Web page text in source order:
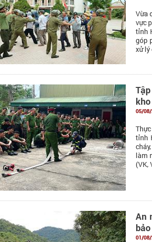
Vừa
vực
tỉnh
góp
xử lý
05/
tỉnh
làm
(VK,
An
01/